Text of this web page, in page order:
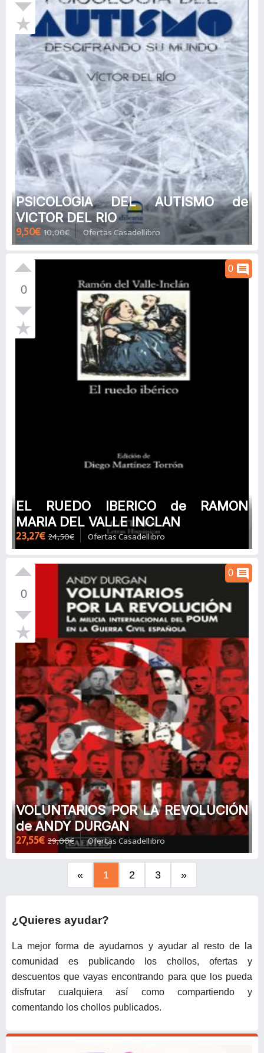
PSICOLOGIA DEL AUTISMO de
VICTOR DEL RIO
9,50€ 10,00€ Ofertas Casadellibro
0
0 comment
EL RUEDO IBERICO de RAMON
MARIA DEL VALLE INCLAN
23,27€ 24,50€ Ofertas Casadellibro
0
0 comment
VOLUNTARIOS POR LA REVOLUCIÓN
de ANDY DURGAN
27,55€ 29,00€ Ofertas Casadellibro
« 1 2 3 »
¿Quieres ayudar?
La mejor forma de ayudarnos y ayudar al resto de la
comunidad es publicando los chollos, ofertas y
descuentos que vayas encontrando para que los pueda
disfrutar cualquiera así como compartiendo y
comentando los chollos publicados.